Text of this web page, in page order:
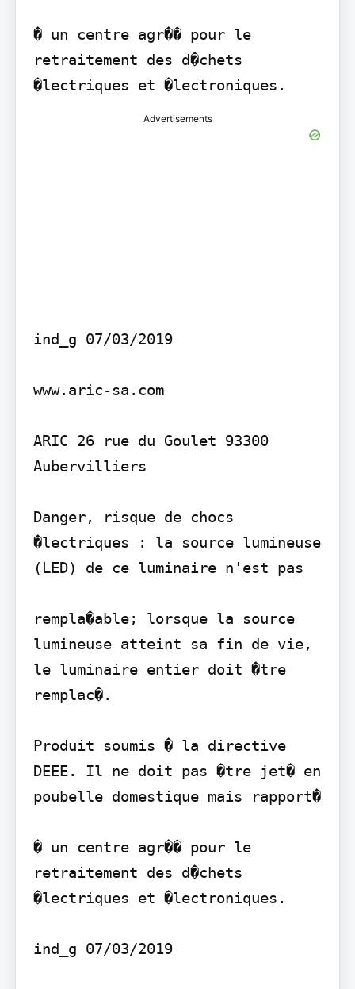
� un centre agr�� pour le
retraitement des d�chets
Advertisements
ind_g 07/03/2019
www.aric-sa.com
ARIC 26 rue du Goulet 93300
Aubervilliers
Danger, risque de chocs
�lectriques : la source lumineuse
(LED) de ce luminaire n'est pas
rempla�able; lorsque la source
lumineuse atteint sa fin de vie,
le luminaire entier doit �tre
remplac�.
Produit soumis � la directive
DEEE. Il ne doit pas �tre jet� en
poubelle domestique mais rapport�
� un centre agr�� pour le
retraitement des d�chets
�lectriques et �lectroniques.
ind_g 07/03/2019